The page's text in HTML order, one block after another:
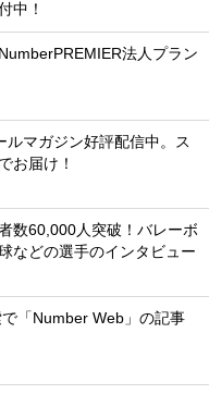
中！
法人プラン
ルマガジン好評配信中。ス
お届け！
数60,000人突破！バレーボ
などの選手のインタビュー
で「Number Web」の記事